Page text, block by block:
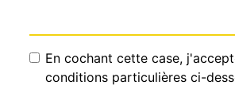
En cochant cette case,
conditions particulières ci-